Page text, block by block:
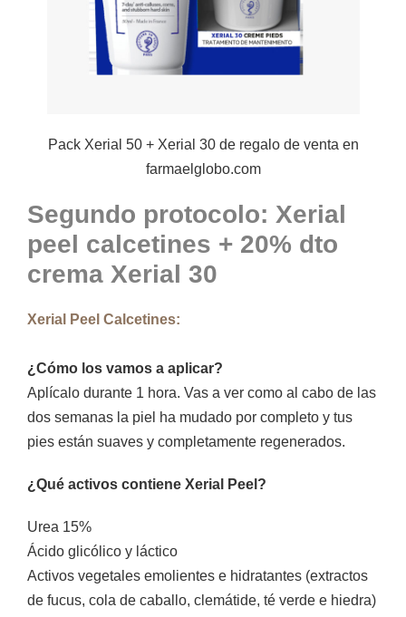
Pack Xerial 50 + Xerial 30 de regalo de venta en
farmaelglobo.com
Segundo protocolo: Xerial
peel calcetines + 20% dto
crema Xerial 30
Xerial Peel Calcetines:
¿Cómo los vamos a aplicar?
Aplícalo durante 1 hora. Vas a ver como al cabo de las
dos semanas la piel ha mudado por completo y tus
pies están suaves y completamente regenerados.
¿Qué activos contiene Xerial Peel?
Urea 15%
Ácido glicólico y láctico
Activos vegetales emolientes e hidratantes (extractos
de fucus, cola de caballo, clemátide, té verde e hiedra)